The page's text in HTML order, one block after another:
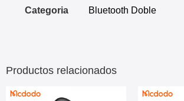
Categoria
Bluetooth Doble
Productos relacionados